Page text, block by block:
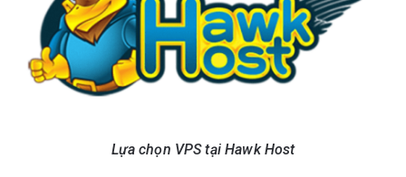
Lựa chọn VPS tại Hawk Host